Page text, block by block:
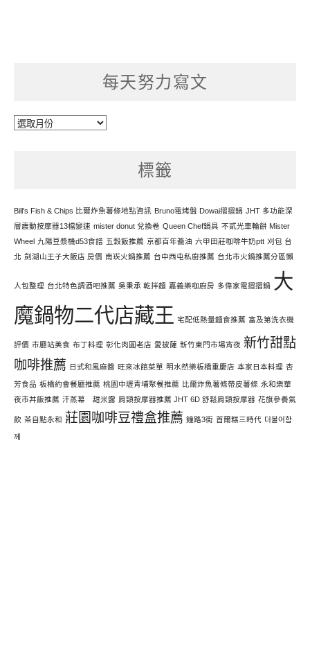
每天努力寫文
每
標籤
Bill's Fish & Chips 比爾炸魚薯條地點資訊 Bruno電烤盤 Dowai摺摺鍋 JHT 多功能深
層震動按摩器13檔變速 mister donut 兌換卷 Queen Chef鍋具 不貳光車輪餅 Mister
Wheel 九陽豆漿機d53食譜 五穀飯推薦 京都百年醬油 六甲田莊咖啡牛奶ptt 刈包 台
北 劍湖山王子大飯店 房價 南崁火鍋推薦 台中西屯私廚推薦 台北市火鍋推薦分區懶
人包整理 台北特色調酒吧推薦 吳秉承 乾拌麵 嘉義樂咖廚房 多偉家電摺摺鍋 大
魔鍋物二代店藏王 宅配低熱量麵食推薦 富及第洗衣機
評價 市廳站美食 布丁料理 彰化肉圓老店 愛披薩 新竹東門市場宵夜 新竹甜點
咖啡推薦 日式和風麻醬 旺來冰館菜單 明水然樂板橋重慶店 本家日本料理 杏
芳食品 板橋約會餐廳推薦 桃園中壢青埔聚餐推薦 比爾炸魚薯條帶皮薯條 永和樂華
夜市丼飯推薦 汗蒸幕 甜米露 肩頸按摩器推薦 JHT 6D 舒鬆肩頸按摩器 花旗參養氣
飲 茶自點永和 莊園咖啡豆禮盒推薦 鐘路3街 首爾糕三時代 더불어함
께